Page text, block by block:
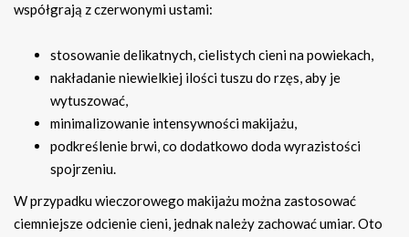
współgrają z czerwonymi ustami:
stosowanie delikatnych, cielistych cieni na powiekach,
nakładanie niewielkiej ilości tuszu do rzęs, aby je
wytuszować,
minimalizowanie intensywności makijażu,
podkreślenie brwi, co dodatkowo doda wyrazistości
spojrzeniu.
W przypadku wieczorowego makijażu można zastosować
ciemniejsze odcienie cieni, jednak należy zachować umiar. Oto